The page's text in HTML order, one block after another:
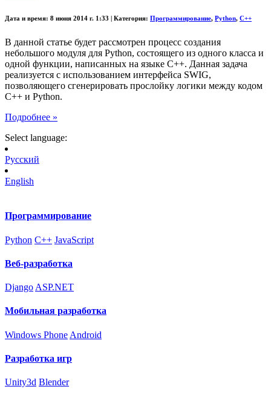
Дата и время: 8 июня 2014 г. 1:33 | Категория: Программирование, Python, C++
В данной статье будет рассмотрен процесс создания
небольшого модуля для Python, состоящего из одного класса и
одной функции, написанных на языке C++. Данная задача
реализуется с использованием интерфейса SWIG,
позволяющего сгенерировать прослойку логики между кодом
C++ и Python.
Подробнее »
Select language:
Русский
English
Программирование
Python C++ JavaScript
Веб-разработка
Django ASP.NET
Мобильная разработка
Windows Phone Android
Разработка игр
Unity3d Blender